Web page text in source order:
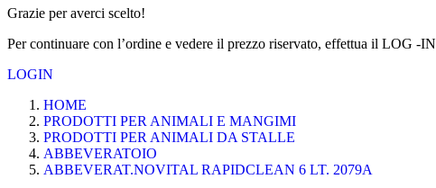
Grazie per averci scelto!
Per continuare con l’ordine e vedere il prezzo riservato, effettua il LOG -IN
LOGIN
HOME
PRODOTTI PER ANIMALI E MANGIMI
PRODOTTI PER ANIMALI DA STALLE
ABBEVERATOIO
ABBEVERAT.NOVITAL RAPIDCLEAN 6 LT. 2079A